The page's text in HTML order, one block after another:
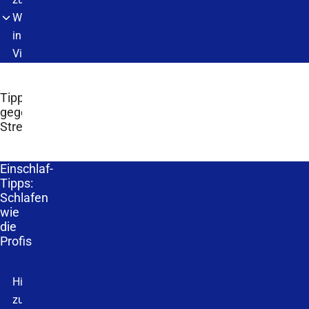
Werbung
in
Videos
Tipps
gegen
Stress
Einschlaf-
Tipps:
Schlafen
wie
die
Profis
Hinweis
zu